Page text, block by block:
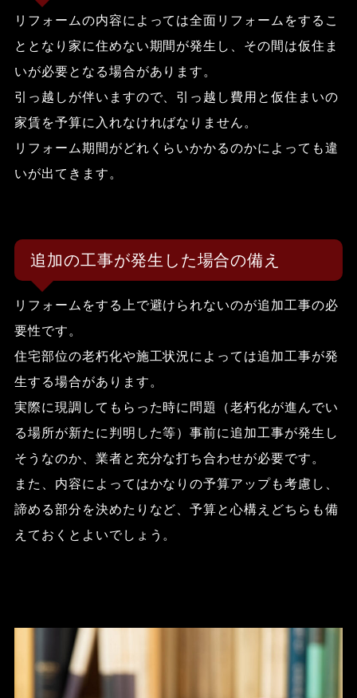
リフォームの内容によっては全面リフォームをするこ
ととなり家に住めない期間が発生し、その間は仮住ま
いが必要となる場合があります。
引っ越しが伴いますので、引っ越し費用と仮住まいの
家賃を予算に入れなければなりません。
リフォーム期間がどれくらいかかるのかによっても違
いが出てきます。
追加の工事が発生した場合の備え
リフォームをする上で避けられないのが追加工事の必
要性です。
住宅部位の老朽化や施工状況によっては追加工事が発
生する場合があります。
実際に現調してもらった時に問題（老朽化が進んでい
る場所が新たに判明した等）事前に追加工事が発生し
そうなのか、業者と充分な打ち合わせが必要です。
また、内容によってはかなりの予算アップも考慮し、
諦める部分を決めたりなど、予算と心構えどちらも備
えておくとよいでしょう。